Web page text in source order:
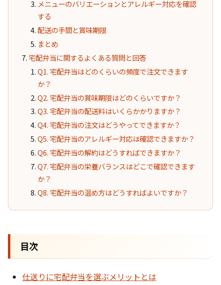
メニューのバリエーションとアレルギー対応を確認
する
配送の手間と賞味期限
まとめ
宅配弁当に関するよくある質問と回答
Q1. 宅配弁当はどのくらいの頻度で注文できます
か？
Q2. 宅配弁当の賞味期限はどのくらいですか？
Q3. 宅配弁当の配送料はいくらかかりますか？
Q4. 宅配弁当の注文はどうやってできますか？
Q5. 宅配弁当のアレルギー対応は確認できますか？
Q6. 宅配弁当の解約はどうすればできますか？
Q7. 宅配弁当の栄養バランスはどこで確認できます
か？
Q8. 宅配弁当の温め方はどうすればよいですか？
目次
仕送りに宅配弁当を選ぶメリットとは